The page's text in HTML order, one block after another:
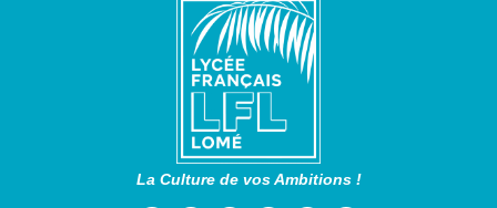
La Culture de vos Ambitions !